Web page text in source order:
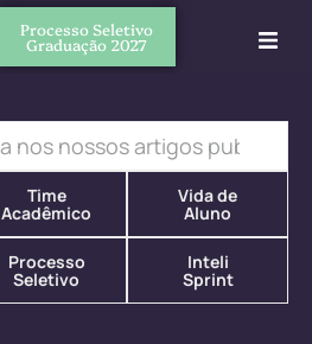
Processo Seletivo
Graduação 2027
Time
Acadêmico
Vida de
Aluno
Processo
Seletivo
Inteli
Sprint